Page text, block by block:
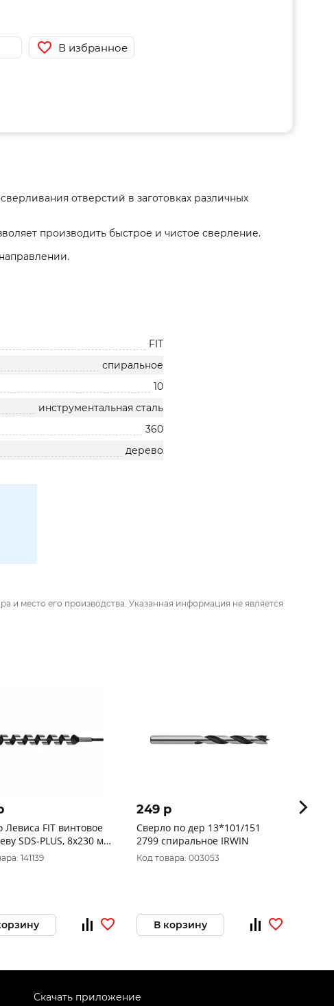
В избранное
отверстий в заготовках различных
производить быстрое и чистое сверление.
FIT
спиральное
10
инструментальная сталь
360
дерево
и место его производства. Указанная информация не является
Левиса FIT винтовое
SDS-PLUS, 8х230 мм
141139
249 p
Сверло по дер 13*101/151
2799 спиральное IRWIN
Код товара: 003053
В корзину
143
Скачать приложение